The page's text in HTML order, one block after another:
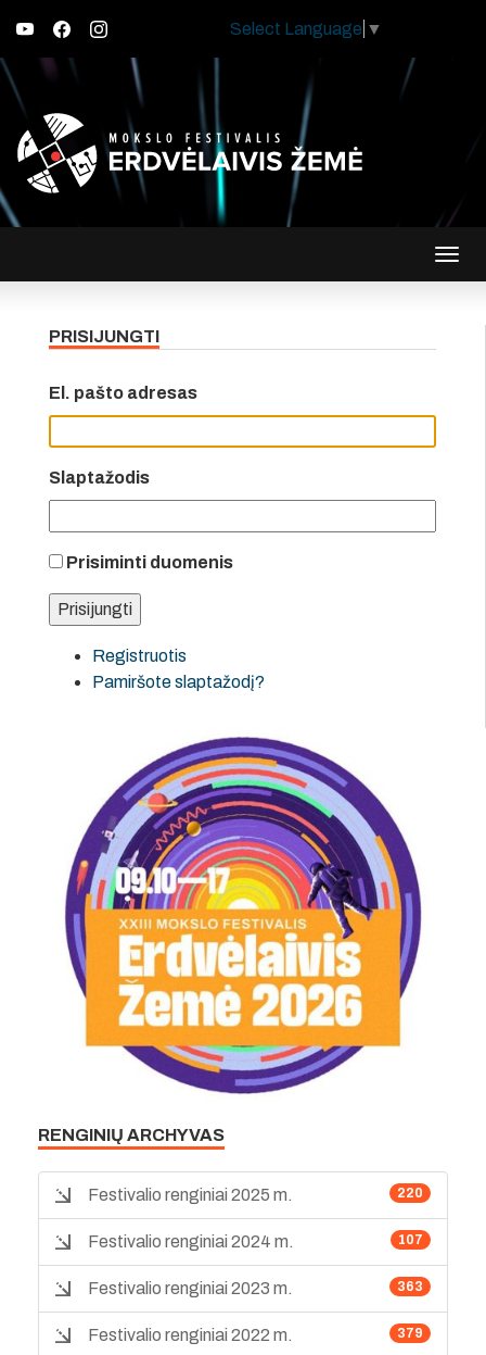
Select Language ▼
PRISIJUNGTI
El. pašto adresas
Slaptažodis
Prisiminti duomenis
Registruotis
Pamiršote slaptažodį?
RENGINIŲ ARCHYVAS
220
Festivalio renginiai 2025 m.
107
Festivalio renginiai 2024 m.
363
Festivalio renginiai 2023 m.
379
Festivalio renginiai 2022 m.